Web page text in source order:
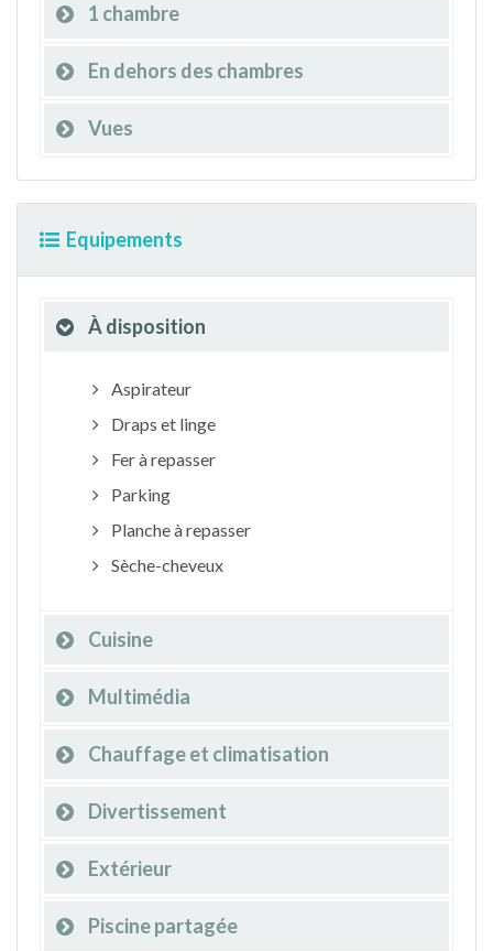
1 chambre
En dehors des chambres
Vues
Equipements
À disposition
Aspirateur
Draps et linge
Fer à repasser
Parking
Planche à repasser
Sèche-cheveux
Cuisine
Multimédia
Chauffage et climatisation
Divertissement
Extérieur
Piscine partagée